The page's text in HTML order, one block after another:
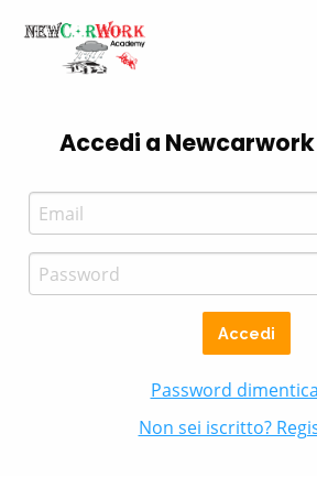
Accedi a
Accedi
Password
Non sei iscritto?